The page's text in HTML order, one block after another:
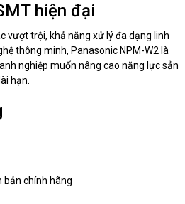
hiện đại
vượt trội, khả năng xử lý đa dạng linh
thông minh, Panasonic NPM-W2 là
nghiệp muốn nâng cao năng lực sản
hạn.
bản chính hãng